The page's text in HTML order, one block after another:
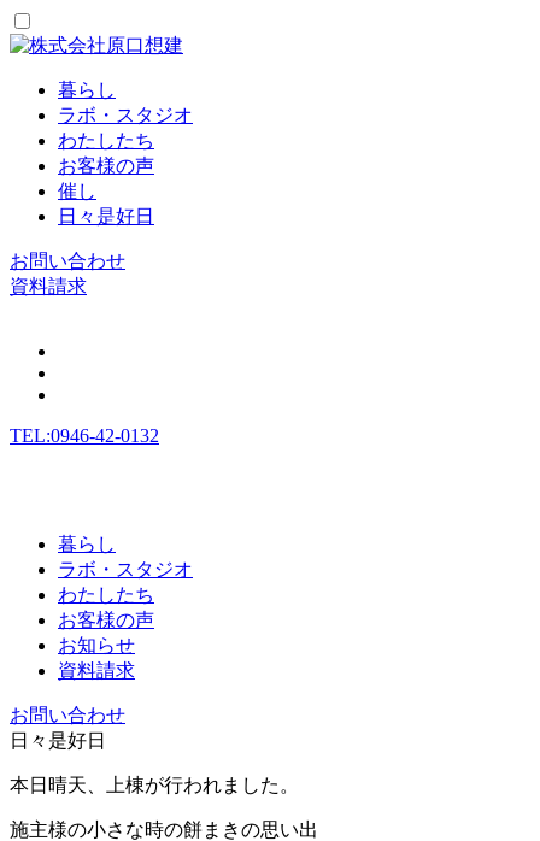
暮らし
ラボ・スタジオ
わたしたち
お客様の声
催し
日々是好日
お問い合わせ
資料請求
TEL:0946-42-0132
暮らし
ラボ・スタジオ
わたしたち
お客様の声
お知らせ
資料請求
お問い合わせ
日々是好日
本日晴天、上棟が行われました。
施主様の小さな時の餅まきの思い出